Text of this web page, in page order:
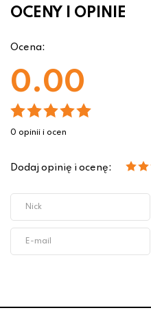
OCENY I OPINIE
Ocena:
0.00
0 opinii i ocen
Dodaj opinię i ocenę: